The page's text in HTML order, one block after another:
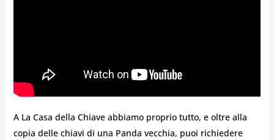
A La Casa della Chiave abbiamo proprio tutto, e oltre alla
copia delle chiavi di una Panda vecchia, puoi richiedere